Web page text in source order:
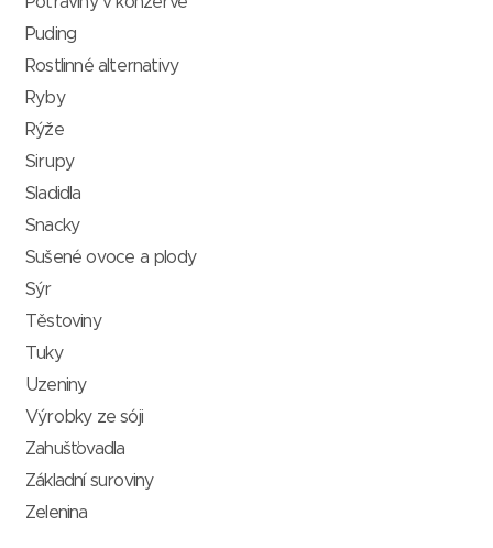
Puding
Rostlinné alternativy
Ryby
Rýže
Sirupy
Sladidla
Snacky
Sušené ovoce a plody
Sýr
Těstoviny
Tuky
Uzeniny
Výrobky ze sóji
Zahušťovadla
Základní suroviny
Zelenina